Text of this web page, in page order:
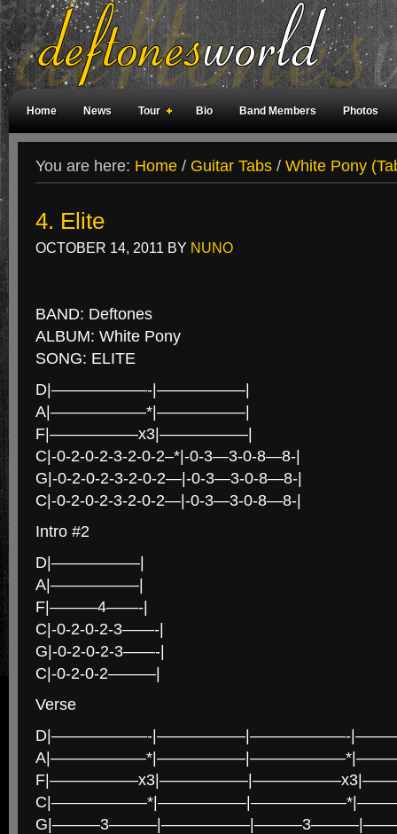
Home News Tour Bio Band Members Photos
You are here: Home / Guitar Tabs / White Pony
4. Elite
OCTOBER 14, 2011 BY NUNO
BAND: Deftones
ALBUM: White Pony
SONG: ELITE
D|——————-|—————–|
A|——————*|—————–|
F|—————–x3|—————–|
C|-0-2-0-2-3-2-0-2–*|-0-3—3-0-8—8-|
G|-0-2-0-2-3-2-0-2—|-0-3—3-0-8—8-|
C|-0-2-0-2-3-2-0-2—|-0-3—3-0-8—8-|
Intro #2
D|—————–|
A|—————–|
F|———4——-|
C|-0-2-0-2-3——-|
G|-0-2-0-2-3——-|
C|-0-2-0-2———|
Verse
D|——————-|—————–|——————-